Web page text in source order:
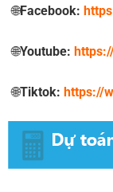
🌐Facebook:
🌐Youtube:
🌐Tiktok: https://